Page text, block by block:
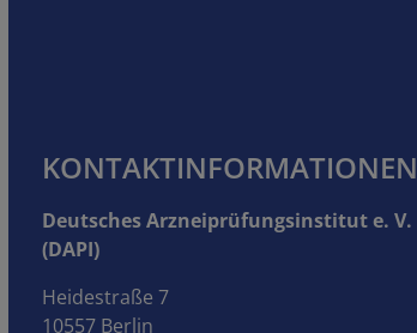
KONTAKTINFORMATIONEN
Deutsches Arzneiprüfungsinstitut e. V.
(DAPI)
Heidestraße 7
10557 Berlin